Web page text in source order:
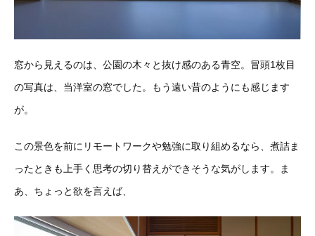
窓から見えるのは、公園の木々と抜け感のある青空。冒頭1枚目
の写真は、当洋室の窓でした。もう遠い昔のようにも感じます
が。
この景色を前にリモートワークや勉強に取り組めるなら、煮詰ま
ったときも上手く思考の切り替えができそうな気がします。ま
あ、ちょっと欲を言えば、